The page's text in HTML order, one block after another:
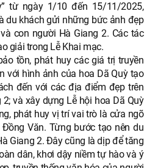
từ ngày 1/10 đến 15/11/2025,
du khách gửi những bức ảnh đẹp
con người Hà Giang 2. Các tác
giải trong Lễ Khai mạc.
tồn, phát huy các giá trị truyền
với hình ảnh của hoa Dã Quỳ tạo
đến với các địa điểm đẹp trên
và xây dựng Lễ hội hoa Dã Quỳ
phát huy vị trí vai trò là cửa ngõ
Văn. Từng bước tạo nên du
Giang 2. Đây cũng là dịp để tăng
dân, khơi dậy niềm tự hào và ý